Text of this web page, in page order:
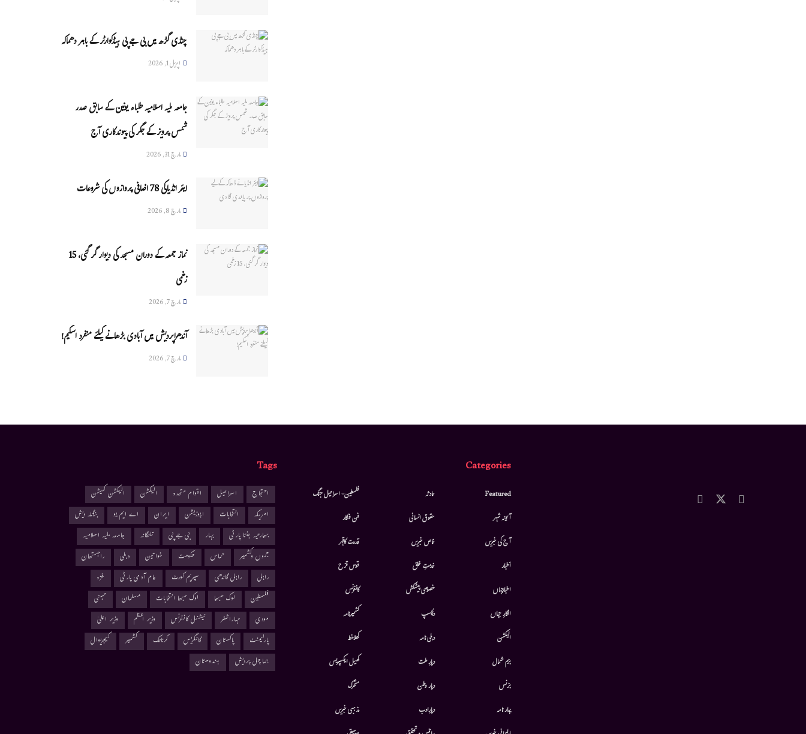
چنڈی گڑھ میں بی جے پی ہیڈکوارٹر کے باہر دھماکہ
اپریل 1, 2026
جامعہ ملیہ اسلامیہ طلباء یونین کے سابق صدر
شمس پرویز کے جگر کی پیوندکاری آج
مارچ 31, 2026
ایئر انڈیاکی 78 اضافی پروازوں کی شروعات
مارچ 8, 2026
نماز جمعہ کے دوران مسجد کی دیوار گر گئی، 15
زخمی
مارچ 7, 2026
آندھراپردیش میں آبادی بڑھانے کیلئے منفرد اسکیم!
مارچ 7, 2026
Categories
Featured
آئینہ شہر
آج کی خبریں
أخبار
اخبارجہاں
افکارِ جہاں
الیکشن
بزم شمال
بزنس
بہار نامہ
حادثہ
حقوق انسانی
خاص خبریں
خدمتِ خلق
خصوصی پیشکش
دلچسپ
دہلی نامہ
دیارِ ملت
دیار وطن
دیارِادب
فلسطین- اسرائیل جنگ
فن فنکار
قدرت کاقہر
قوس قزح
کانفرنس
کشمیرنامہ
کھلاخط
کھیل ایکسپریس
متحرك
مذہبی خبریں
Tags
احتجاج اسرائیل اقوام متحدہ الیکشن
الیکشن کمیشن
امریکہ
انتخابات اپوزیشن ایران اے ایم یو
بنگلہ دیش
بھارتیہ جنتا پارٹی
بہار بی جے پی تلنگانہ
جامعہ ملیہ اسلامیہ
جموں وکشمیر
حماس حکومت خواتین دہلی
راجستھان
راہل
راہل گاندھی سپریم کورٹ عام آدمی پارٹی
غزہ
فلسطین
لوک سبھا لوک سبھا انتخابات مسلمان
ممبئی
مودی
مہاراشٹر نیشنل کانفرنس وزیر اعظم
وزیر اعلیٰ
پارلیمنٹ
پاکستان کانگریس کرناٹک کشمیر
کیجریوال
ہماچل پردیش
ہندوستان